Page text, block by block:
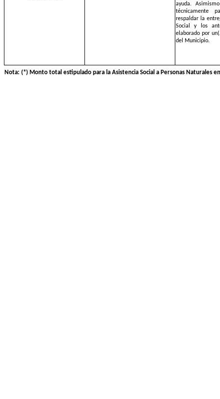
ayuda.
técnicamente
respaldar la
Social y los
elaborado por
del Municipio.
Nota: (*) Monto total estipulado para la Asistencia Social a Personas Naturales